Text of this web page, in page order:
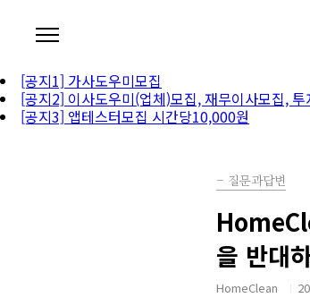
[공지1] 가사도우미모집
[공지2] 이사도우미(업체)모집, 재무이사모집, 투
[공지3] 앱테스터모집 시간당10,000원
- 질문과답변
을 반대
HomeClean